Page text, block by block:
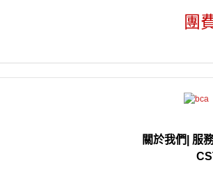
團
關於我們
服